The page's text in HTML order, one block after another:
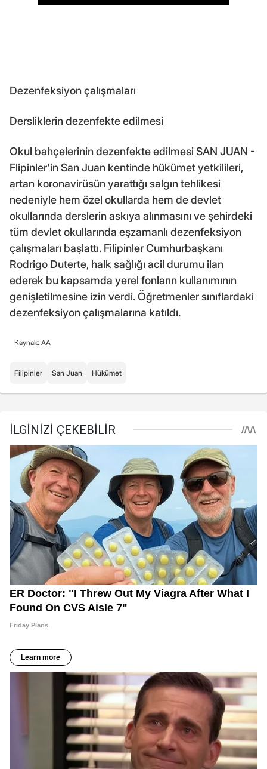
Dezenfeksiyon çalışmaları
Dersliklerin dezenfekte edilmesi
Okul bahçelerinin dezenfekte edilmesi SAN JUAN -
Flipinler'in San Juan kentinde hükümet yetkilileri,
artan koronavirüsün yarattığı salgın tehlikesi
nedeniyle hem özel okullarda hem de devlet
okullarında derslerin askıya alınmasını ve şehirdeki
tüm devlet okullarında eşzamanlı dezenfeksiyon
çalışmaları başlattı. Filipinler Cumhurbaşkanı
Rodrigo Duterte, halk sağlığı acil durumu ilan
ederek bu kapsamda yerel fonların kullanımının
genişletilmesine izin verdi. Öğretmenler sınıflardaki
dezenfeksiyon çalışmalarına katıldı.
Kaynak: AA
Filipinler San Juan Hükümet